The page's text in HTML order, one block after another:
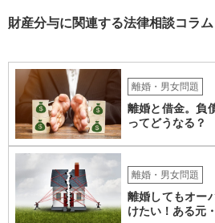
財産分与に関連する法律相談コラム
離婚・男女問題
離婚と借金。負
ってどうなる？
離婚・男女問題
離婚してもオー
けたい！ある元